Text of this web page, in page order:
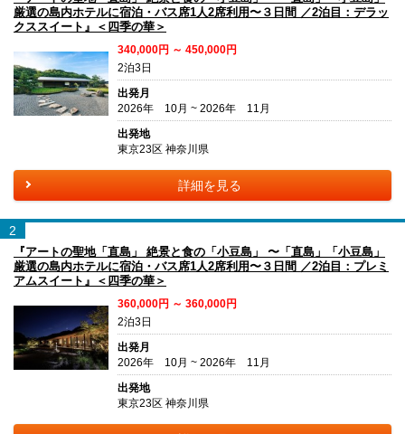
厳選の島内ホテルに宿泊・バス席1人2席利用〜３日間 ／2泊目：デラッ
クススイート』＜四季の華＞
340,000円 ～ 450,000円
2泊3日
出発月
2026年 10月 ~ 2026年 11月
出発地
東京23区 神奈川県
詳細を見る
2
『アートの聖地「直島」 絶景と食の「小豆島」 〜「直島」「小豆島」
厳選の島内ホテルに宿泊・バス席1人2席利用〜３日間 ／2泊目：プレミ
アムスイート』＜四季の華＞
360,000円 ～ 360,000円
2泊3日
出発月
2026年 10月 ~ 2026年 11月
出発地
東京23区 神奈川県